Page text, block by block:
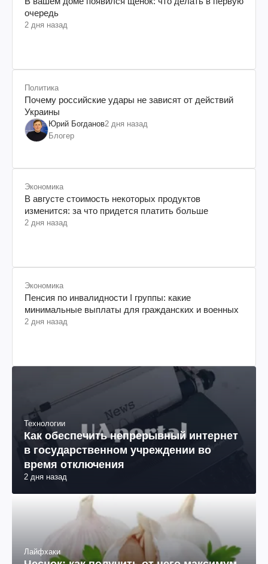
очередь
2 дня назад
Политика
Почему российские удары не зависят от действий
Украины
Юрий Богданов2 дня назад
Блогер
Экономика
В августе стоимость некоторых продуктов
изменится: за что придется платить больше
2 дня назад
Экономика
Пенсия по инвалидности I группы: какие
минимальные выплаты для гражданских и военных
2 дня назад
Технологии
Как обеспечить непрерывный интернет
в государственном учреждении во
время отключения
2 дня назад
Лайфхаки